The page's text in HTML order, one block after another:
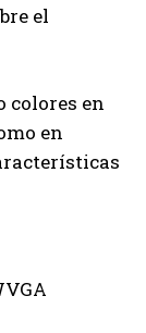
el
colores en
en